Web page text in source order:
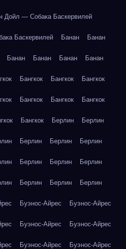
Дойл — Собака Баскервилей
Баскервилей Банан Банан
Банан Банан Банан Банан
Бангкок Бангкок Бангкок
Бангкок Бангкок Бангкок
Бангкок Берлин Берлин
Берлин Берлин Берлин
Берлин Берлин Берлин
Берлин Берлин Берлин
Буэнос-Айрес Буэнос-Айрес
Буэнос-Айрес Буэнос-Айрес
Буэнос-Айрес Буэнос-Айрес